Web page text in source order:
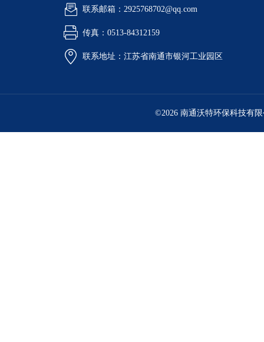
联系邮箱：2925768702@qq.com
传真：0513-84312159
联系地址：江苏省南通市银河工业园区
©2026 南通沃特环保科技有